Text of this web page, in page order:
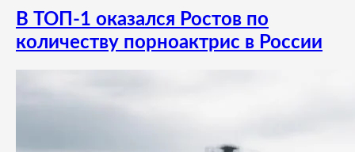
В ТОП-1 оказался Ростов по
количеству порноактрис в России